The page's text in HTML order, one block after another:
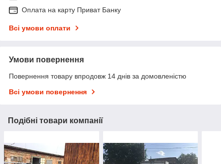
Оплата на карту Приват Банку
Всі умови оплати
Умови повернення
Повернення товару впродовж 14 днів за домовленістю
Всі умови повернення
Подібні товари компанії